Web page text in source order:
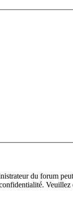
du forum